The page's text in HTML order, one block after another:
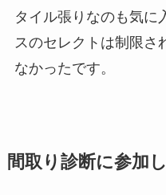
タイル張りなのも気に
スのセレクトは制限さ
なかったです。
間取り診断に参加